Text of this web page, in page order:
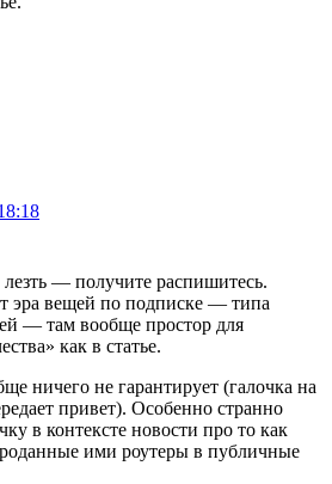
— получите распишитесь.
эра вещей по подписке — типа
— там вообще простор для
как в статье.
ничего не гарантирует (галочка на
привет). Особенно странно
в контексте новости про то как
ими роутеры в публичные